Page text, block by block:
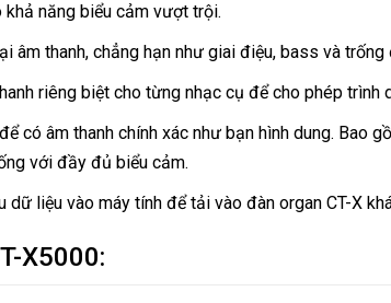
năng biểu cảm vượt trội.
thanh, chẳng hạn như giai điệu, bass và trống
riêng biệt cho từng nhạc cụ để cho phép trình
âm thanh chính xác như bạn hình dung. Bao
với đầy đủ biểu cảm.
liệu vào máy tính để tải vào đàn organ CT-X
X5000: